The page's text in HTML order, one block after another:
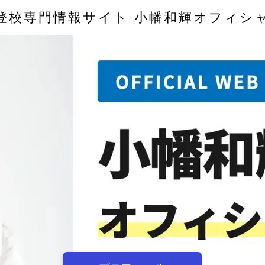
校専門情報サイト 小幡和輝オフィシ